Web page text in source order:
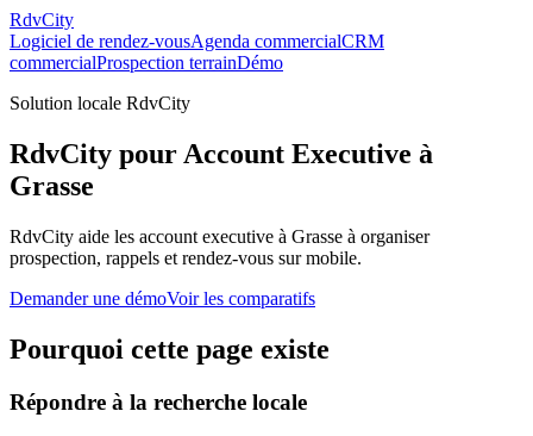
RdvCity
Logiciel de rendez-vousAgenda commercialCRM
commercialProspection terrainDémo
Solution locale RdvCity
RdvCity pour Account Executive à
Grasse
RdvCity aide les account executive à Grasse à organiser
prospection, rappels et rendez-vous sur mobile.
Demander une démoVoir les comparatifs
Pourquoi cette page existe
Répondre à la recherche locale